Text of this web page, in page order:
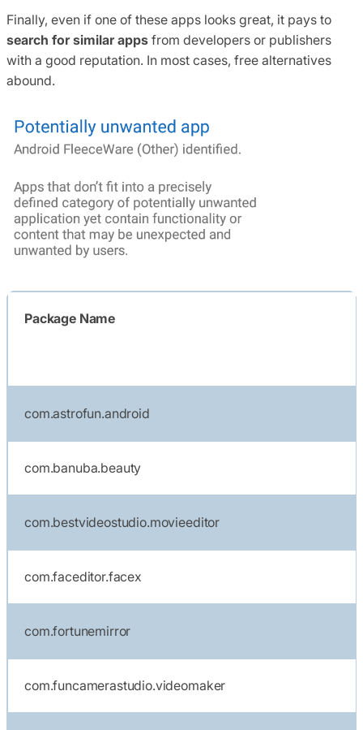
Finally, even if one of these apps looks great, it pays to
search for similar apps from developers or publishers
with a good reputation. In most cases, free alternatives
abound.
Package Name
com.astrofun.android
com.banuba.beauty
com.bestvideostudio.movieeditor
com.faceditor.facex
com.fortunemirror
com.funcamerastudio.videomaker